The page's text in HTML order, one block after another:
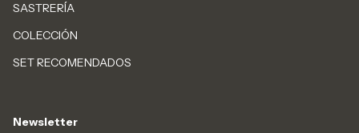
SASTRERÍA
COLECCIÓN
SET RECOMENDADOS
Newsletter